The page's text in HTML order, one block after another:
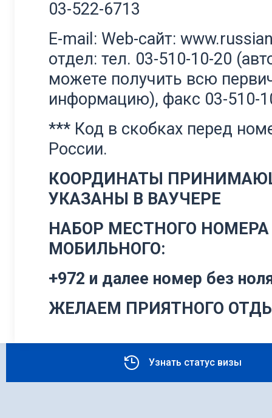
03-522-6713
E-mail: Web-сайт:
отдел: тел. 03-510-10-20
можете получить всю
информацию), факс 03-510-
*** Код в скобках перед
России.
КООРДИНАТЫ
УКАЗАНЫ В ВАУЧЕРЕ
НАБОР МЕСТНОГО
МОБИЛЬНОГО:
+972 и далее номер без
ЖЕЛАЕМ ПРИЯТНОГО
Узнать статус визы